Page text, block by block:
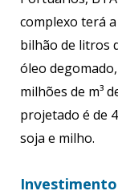
complexo terá
bilhão de litros
óleo
milhões de m³
projetado é de
soja e milho.